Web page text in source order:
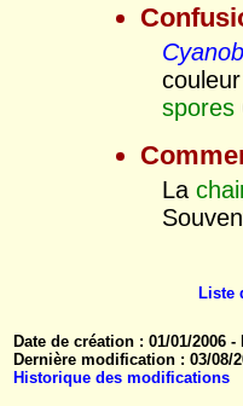
spores
La
Liste
Date de création : 01/01/2006
Dernière modification : 03/08/
Historique des modifications